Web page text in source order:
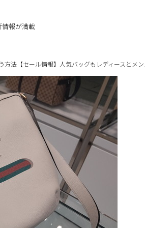
報が満載
法【セール情報】人気バッグもレディースとメン